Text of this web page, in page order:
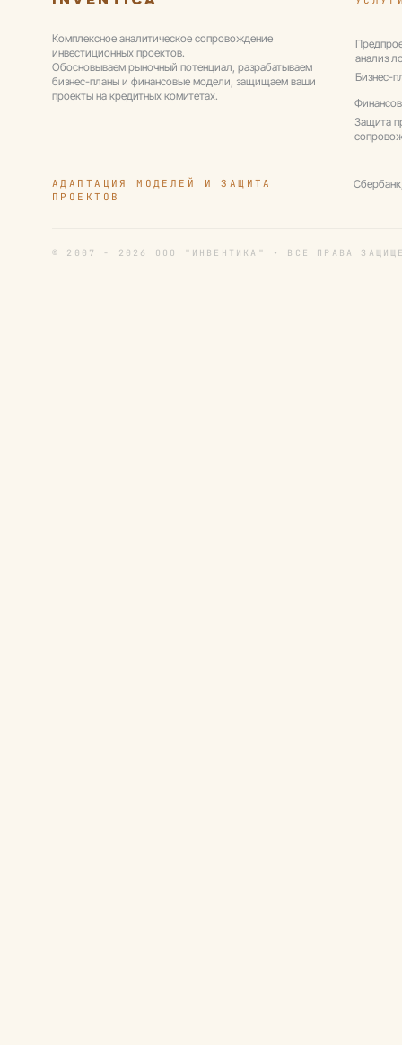
Подмосковье
анализ
Бизнес-
Защита
АДАПТАЦИЯ МОДЕЛЕЙ И ЗАЩИТА
ПРОЕКТОВ
© 2007 - 2026 ООО "ИНВЕНТИКА" • ВСЕ ПРАВА
Комплексное аналитическое сопровождение
инвестиционных проектов.
Обосновываем рыночный потенциал, разрабатываем
бизнес-планы и финансовые модели, защищаем ваши
проекты на кредитных комитетах.